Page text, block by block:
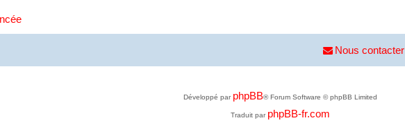
Nous contacter
Développé par phpBB® Forum Software © phpBB Limited
Traduit par phpBB-fr.com